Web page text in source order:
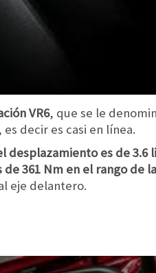
VR6, que se le
es decir es casi en línea.
desplazamiento es de 3.6
de361 Nm en el rango de
eje delantero.